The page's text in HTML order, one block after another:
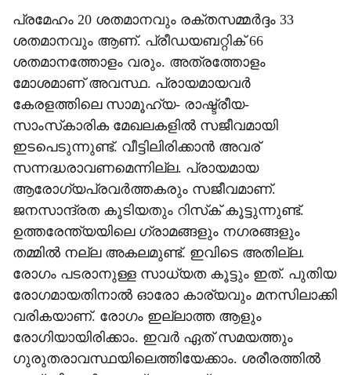
പ്രമേഹം 20 ശതമാനവും രക്തസമ്മര്‍ദ്ദം 33
ശതമാനവും ആണ്. പ്രീഡയബറ്റിക് 66
ശതമാനത്തോളം വരും. അത്രത്തോളം
മോശമാണ് അവസ്ഥ. പ്രായമായവര്‍
കേരളത്തിലെ സാമൂഹ്യ- രാഷ്ട്രീയ-
സാംസ്‌കാരിക മേഖലകളില്‍ സജീവമായി
ഇടപെടുന്നുണ്ട്. വീട്ടിലിരിക്കാന്‍ അവര്
സന്നദ്ധരാവണമെന്നില്ല. പ്രായമായ
ആരോഗ്യപ്രവര്‍ത്തകരും സജീവമാണ്.
ജനസാന്ദ്രത കൂടിയതും റിസ്‌ക് കൂട്ടുന്നുണ്ട്.
ഉത്തരേന്ത്യയിലെ ഗ്രാമങ്ങളും നഗരങ്ങളും
തമ്മില്‍ നല്ല അകലമുണ്ട്. ഇവിടെ അതില്ല.
രോഗം പടരാനുള്ള സാധ്യത കൂട്ടും ഇത്. പുതിയ
രോഗമായതിനാല്‍ ഓരോ കാര്യവും മനസിലാക്കി
വരികയാണ്. രോഗം ഇല്ലാത്ത ആളും
രോഗിയായിരിക്കാം. ഇവര്‍ ഏത് സമയത്തും
ഗുരുതരാവസ്ഥയിലെത്തിയേക്കാം. ശരീരത്തില്‍